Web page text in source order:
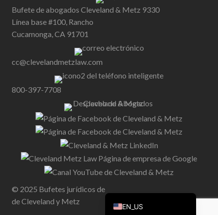
Bufete de abogados Cleveland & Metz 9330
Línea base #100, Rancho
Cucamonga, CA 91701
cc@clevelandmetzlaw.com
800-397-7708
© 2025 Bufetes jurídicos de
de Cleveland y Metz
EN_US